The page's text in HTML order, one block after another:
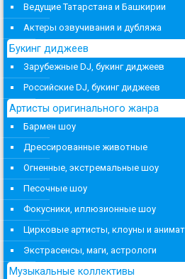
Ведущие Татарстана и Башкирии
Актеры озвучивания и дубляжа
Букинг диджеев
Зарубежные DJ, букинг диджеев
Российские DJ, букинг диджеев
Артисты оригинального жанра
Бармен шоу
Дрессированные животные
Огненные, экстремальные шоу
Песочные шоу
Фокусники, иллюзионные шоу
Цирковые артисты, клоуны и
Экстрасенсы, маги, астрологи
Музыкальные коллективы